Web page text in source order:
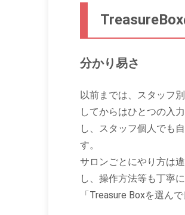
分かり易さ
以前までは、スタッフ
してからはひとつの入
し、スタッフ個人でも
す。
サロンごとにやり方は
し、操作方法等も丁寧
「Treasure Boxを選ん